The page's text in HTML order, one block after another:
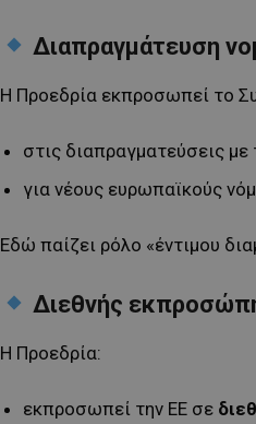
Διαπραγμάτευση
Η Προεδρία εκπροσωπεί το
στις διαπραγματεύσεις με
για νέους ευρωπαϊκούς
Εδώ παίζει ρόλο «έντιμου
Διεθνής
Η Προεδρία:
εκπροσωπεί την ΕΕ σε